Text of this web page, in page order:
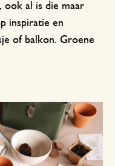
ook al is die maar
inspiratie en
of balkon. Groene